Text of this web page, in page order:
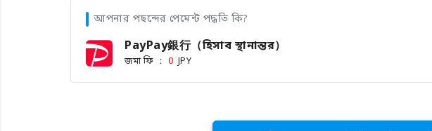
আপনার পছন্দের পেমেন্ট পদ্ধতি কি?
PayPay銀行（হিসাব স্থানান্তর）
জমা ফি ： 0 JPY